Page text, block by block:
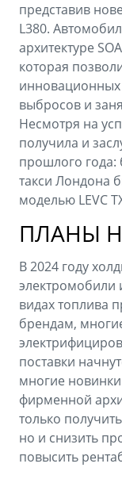
представив
L380.
архитектуре
которая
выбросов и
Несмотря на
получила и
прошлого года:
такси Лондона
моделью LEVC
ПЛАНЫ
В 2024 году
электромобили
видах топлива
брендам,
поставки
многие
фирменной
только
но и снизить
повысить